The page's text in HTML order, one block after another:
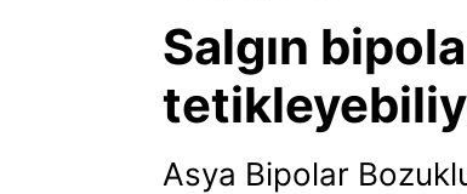
Salgın
Asya Bipolar